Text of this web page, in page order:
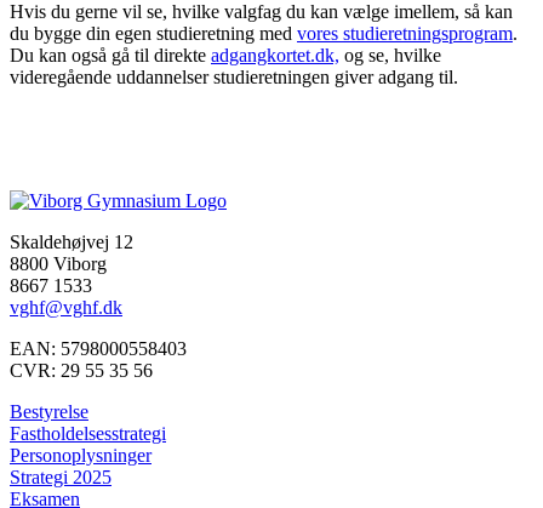
Hvis du gerne vil se, hvilke valgfag du kan vælge imellem, så kan
du bygge din egen studieretning med vores studieretningsprogram.
Du kan også gå til direkte adgangkortet.dk, og se, hvilke
videregående uddannelser studieretningen giver adgang til.
Skaldehøjvej 12
8800 Viborg
8667 1533
vghf@vghf.dk
EAN: 5798000558403
CVR: 29 55 35 56
Bestyrelse
Fastholdelsesstrategi
Personoplysninger
Strategi 2025
Eksamen